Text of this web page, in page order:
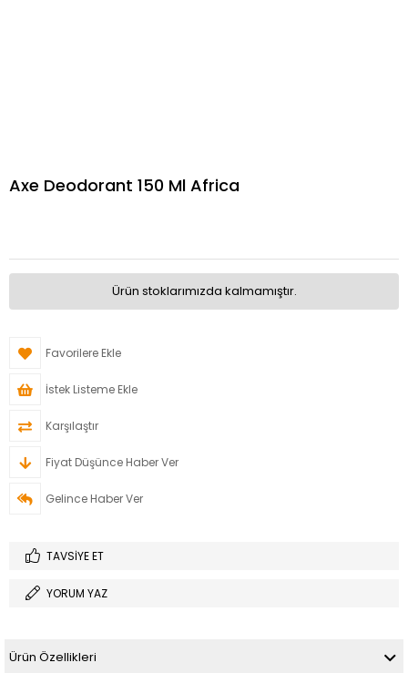
Axe Deodorant 150 Ml Africa
Ürün stoklarımızda kalmamıştır.
Favorilere Ekle
İstek Listeme Ekle
Karşılaştır
Fiyat Düşünce Haber Ver
Gelince Haber Ver
TAVSIYE ET
YORUM YAZ
Ürün Özellikleri